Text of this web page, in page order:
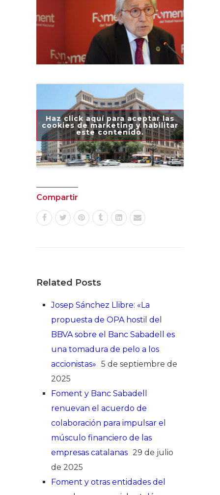
Haz click aquí para aceptar las
cookies de marketing y habilitar
este contenido.
Compartir
Related Posts
Josep Sánchez Llibre: «La
propuesta de OPA hostil del
BBVA sobre el Banc Sabadell es
una tomadura de pelo a los
accionistas» 5 de septiembre de
2025
Foment y Banc Sabadell
renuevan el acuerdo de
colaboración para impulsar el
músculo financiero de las
empresas catalanas 29 de julio
de 2025
Foment y otras entidades del